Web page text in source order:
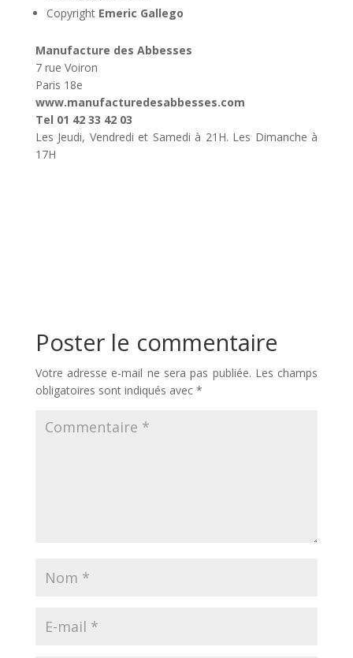
CopyrightEmeric Gallego
Manufacture des Abbesses
7 rue Voiron
Paris 18e
www.manufacturedesabbesses.com
Tel 01 42 33 42 03
Les Jeudi, Vendredi et Samedi à 21H. Les Dimanche à
17H
Poster le commentaire
Votre adresse e-mail ne sera pas publiée. Les champs
obligatoires sont indiqués avec *